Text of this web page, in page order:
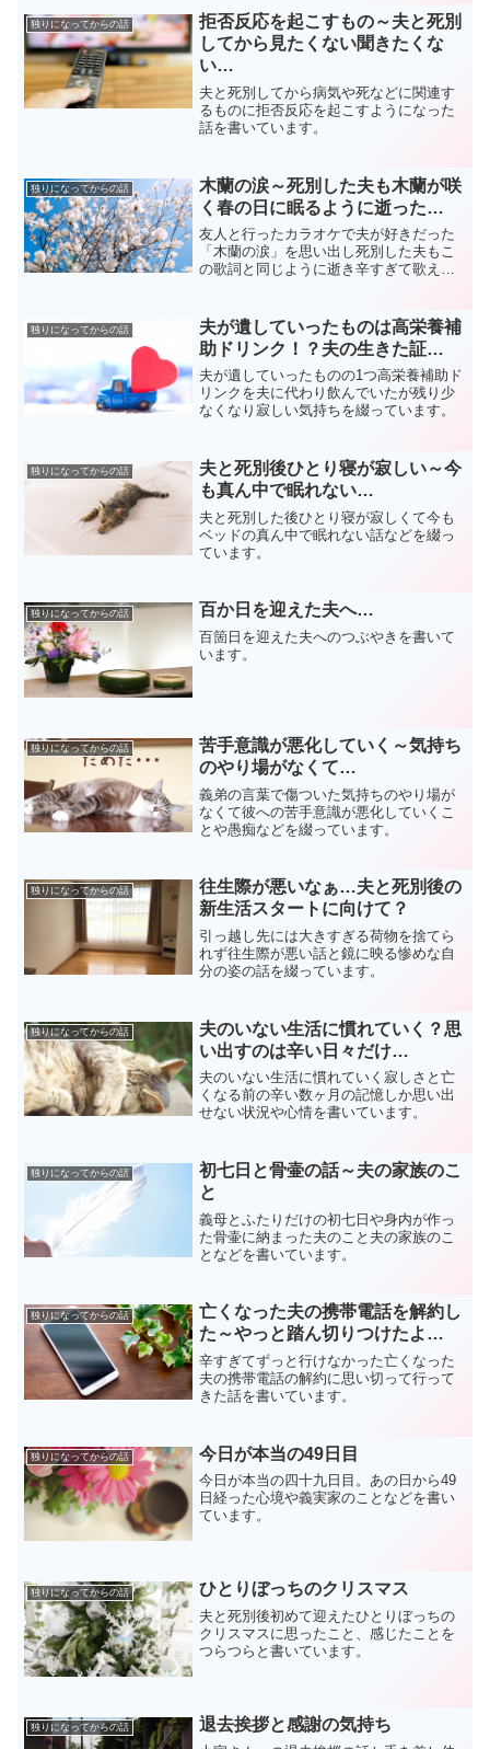
独りになってからの話
拒否反応を起こすもの～夫と死別
してから見たくない聞きたくな
い…
夫と死別してから病気や死などに関連す
るものに拒否反応を起こすようになった
話を書いています。
独りになってからの話
木蘭の涙～死別した夫も木蘭が咲
く春の日に眠るように逝った…
友人と行ったカラオケで夫が好きだった
「木蘭の涙」を思い出し死別した夫もこ
の歌詞と同じように逝き辛すぎて歌えな
独りになってからの話
夫が遺していったものは高栄養補
助ドリンク！？夫の生きた証…
夫が遺していったものの1つ高栄養補助ド
リンクを夫に代わり飲んでいたが残り少
なくなり寂しい気持ちを綴っています。
独りになってからの話
夫と死別後ひとり寝が寂しい～今
も真ん中で眠れない…
夫と死別した後ひとり寝が寂しくて今も
ベッドの真ん中で眠れない話などを綴っ
ています。
独りになってからの話 百か日を迎えた夫へ…
百箇日を迎えた夫へのつぶやきを書いて
います。
独りになってからの話
苦手意識が悪化していく～気持ち
のやり場がなくて…
義弟の言葉で傷ついた気持ちのやり場が
なくて彼への苦手意識が悪化していくこ
とや愚痴などを綴っています。
独りになってからの話
往生際が悪いなぁ…夫と死別後の
新生活スタートに向けて？
引っ越し先には大きすぎる荷物を捨てら
れず往生際が悪い話と鏡に映る惨めな自
分の姿の話を綴っています。
独りになってからの話
夫のいない生活に慣れていく？思
い出すのは辛い日々だけ…
夫のいない生活に慣れていく寂しさと亡
くなる前の辛い数ヶ月の記憶しか思い出
せない状況や心情を書いています。
独りになってからの話
初七日と骨壷の話～夫の家族のこ
と
義母とふたりだけの初七日や身内が作っ
た骨壷に納まった夫のこと夫の家族のこ
となどを書いています。
独りになってからの話
亡くなった夫の携帯電話を解約し
た～やっと踏ん切りつけたよ…
辛すぎてずっと行けなかった亡くなった
夫の携帯電話の解約に思い切って行って
きた話を書いています。
独りになってからの話 今日が本当の49日目
今日が本当の四十九日目。あの日から49
日経った心境や義実家のことなどを書い
ています。
独りになってからの話 ひとりぼっちのクリスマス
夫と死別後初めて迎えたひとりぼっちの
クリスマスに思ったこと、感じたことを
つらつらと書いています。
独りになってからの話 退去挨拶と感謝の気持ち